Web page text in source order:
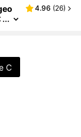
4.96 (26)
C